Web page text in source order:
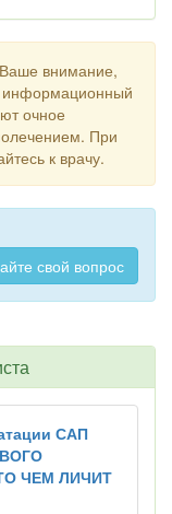
внимание,
информационный
очное
При
к врачу.
свой вопрос
САП
ЧЕМ ЛИЧИТ